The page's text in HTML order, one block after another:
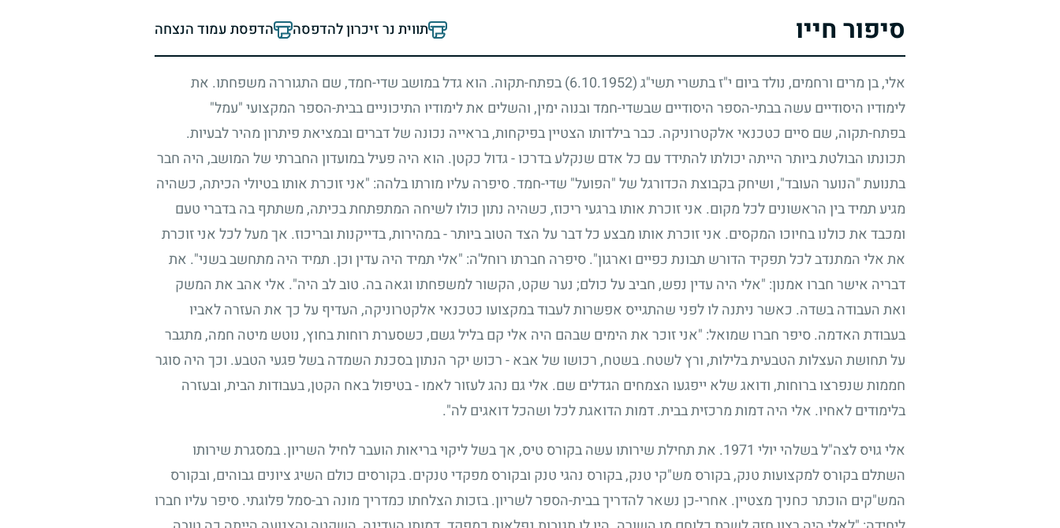
סיפור חייו תווית נר זיכרון להדפסה הדפסת עמוד הנצחה
אלי, בן מרים ורחמים, נולד ביום י"ז בתשרי תשי"ג(6.10.1952)
בפתח-תקוה. הוא גדל במושב שדי-חמד, שם התגוררה משפחתו. את
לימודיו היסודיים עשה בבתי-הספר היסודיים שבשדי-חמד ובנוה ימין, והשלים את לימודיו התיכוניים בבית-הספר המקצועי "עמל"
בפתח-תקוה, שם סיים כטכנאי אלקטרוניקה. כבר בילדותו הצטיין בפיקחות, בראייה נכונה של דברים ובמציאת פיתרון מהיר לבעיות.
תכונתו הבולטת ביותר הייתה יכולתו להתידד עם כל אדם שנקלע בדרכו-גדול כקטן. הוא היה פעיל במועדון החברתי של המושב, היה חבר
בתנועת "הנוער העובד", ושיחק בקבוצת הכדורגל של "הפועל" שדי-חמד. סיפרה עליו מורתו בלהה: "אני זוכרת אותו בטיולי הכיתה, כשהיה
מגיע תמיד בין הראשונים לכל מקום. אני זוכרת אותו ברגעי ריכוז, כשהיה נתון כולו לשיחה המתפתחת בכיתה, משתתף בה בדברי טעם
ומכבד את כולנו בחיוכו המקסים. אני זוכרת אותו מבצע כל דבר על הצד הטוב ביותר-במהירות, בדייקנות ובריכוז. אך מעל לכל אני זוכרת
את אלי המתנדב לכל תפקיד הדורש תבונת כפיים וארגון". סיפרה חברתו רוחל'ה: "אלי תמיד היה עדין וכן. תמיד היה מתחשב בשני". את
דבריה אישר חברו אמנון: "אלי היה עדין נפש, חביב על כולם; נער שקט, הקשור למשפחתו וגאה בה. טוב לב היה". אלי אהב את המשק
ואת העבודה בשדה. כאשר ניתנה לו לפני שהתגייס אפשרות לעבוד במקצועו כטכנאי אלקטרוניקה, העדיף על כך את העזרה לאביו
בעבודת האדמה. סיפר חברו שמואל: "אני זוכר את הימים שבהם היה אלי קם בליל גשם, כשסערת רוחות בחוץ, נוטש מיטה חמה, מתגבר
על תחושת העצלות הטבעית בלילות, ורץ לשטח. בשטח, רכושו של אבא-רכוש יקר הנתון בסכנת השמדה בשל פגעי הטבע. וכך היה סוגר
חממות שנפרצו ברוחות, ודואג שלא ייפגעו הצמחים הגדלים שם. אלי גם נהג לעזור לאמו-בטיפול באח הקטן, בעבודות הבית, ובעזרה
בלימודים לאחיו. אלי היה דמות מרכזית בבית. דמות הדואגת לכל ושהכל דואגים לה".
אלי גויס לצה"ל בשלהי יולי 1971. את תחילת שירותו עשה בקורס טיס, אך בשל ליקוי בריאות הועבר לחיל השריון. במסגרת שירותו
השתלם בקורס למקצועות טנק, בקורס מש"קי טנק, בקורס נהגי טנק ובקורס מפקדי טנקים. בקורסים כולם השיג ציונים גבוהים, ובקורס
המש"קים הוכתר כחניך מצטיין. אחרי-כן נשאר להדריך בבית-הספר לשריון. בזכות הצלחתו כמדריך מונה רב-סמל פלוגתי. סיפר עליו חברו